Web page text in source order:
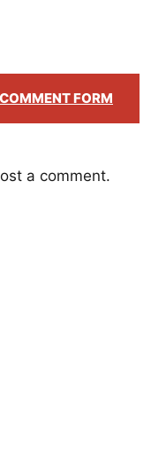
FORM
a comment.